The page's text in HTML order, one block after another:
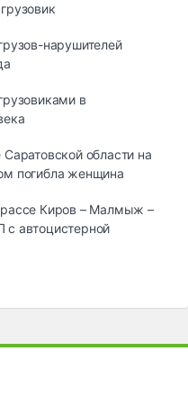
нарушителей
в
области на
погибла женщина
Киров – Малмыж –
автоцистерной